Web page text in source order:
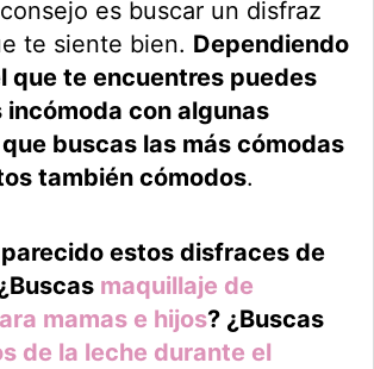
es buscar un disfraz
te siente bien. Dependiendo
que te encuentres puedes
con algunas
buscas las más cómodas
también cómodos.
estos disfraces de
maquillaje de
mamas e hijos? ¿Buscas
de la leche durante el